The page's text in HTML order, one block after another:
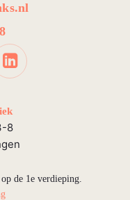
8
de 1e verdieping.